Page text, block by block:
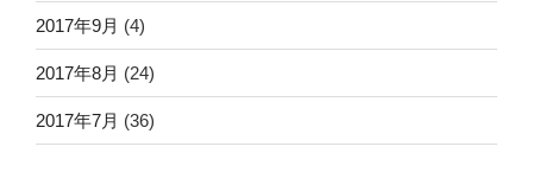
2017年9月 (4)
2017年8月 (24)
2017年7月 (36)